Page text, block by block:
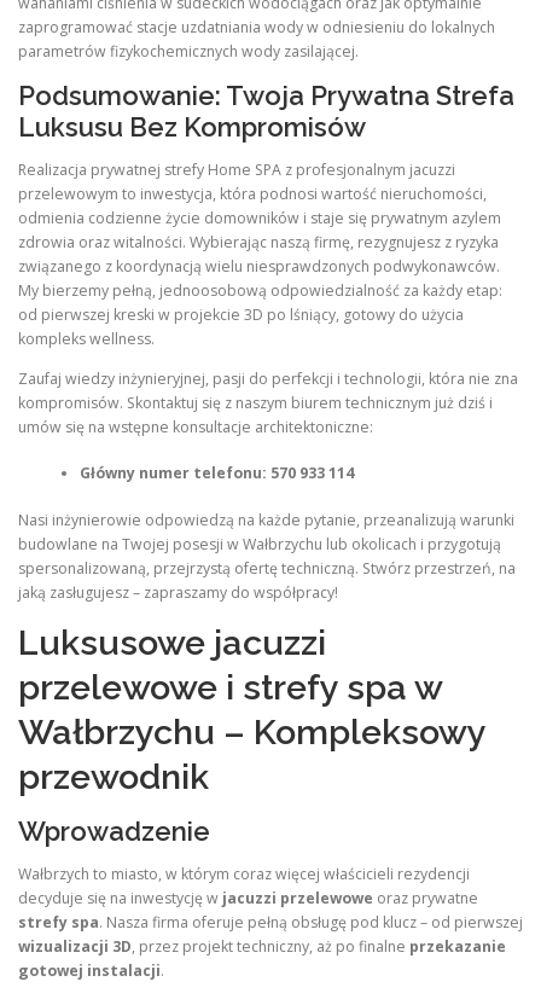
zaprogramować stacje uzdatniania wody w odniesieniu do lokalnych
parametrów fizykochemicznych wody zasilającej.
Podsumowanie: Twoja Prywatna Strefa
Luksusu Bez Kompromisów
Realizacja prywatnej strefy Home SPA z profesjonalnym jacuzzi
przelewowym to inwestycja, która podnosi wartość nieruchomości,
odmienia codzienne życie domowników i staje się prywatnym azylem
zdrowia oraz witalności. Wybierając naszą firmę, rezygnujesz z ryzyka
związanego z koordynacją wielu niesprawdzonych podwykonawców.
My bierzemy pełną, jednoosobową odpowiedzialność za każdy etap:
od pierwszej kreski w projekcie 3D po lśniący, gotowy do użycia
kompleks wellness.
Zaufaj wiedzy inżynieryjnej, pasji do perfekcji i technologii, która nie zna
kompromisów. Skontaktuj się z naszym biurem technicznym już dziś i
umów się na wstępne konsultacje architektoniczne:
Główny numer telefonu: 570 933 114
Nasi inżynierowie odpowiedzą na każde pytanie, przeanalizują warunki
budowlane na Twojej posesji w Wałbrzychu lub okolicach i przygotują
spersonalizowaną, przejrzystą ofertę techniczną. Stwórz przestrzeń, na
jaką zasługujesz – zapraszamy do współpracy!
Luksusowe jacuzzi
przelewowe i strefy spa w
Wałbrzychu – Kompleksowy
przewodnik
Wprowadzenie
Wałbrzych to miasto, w którym coraz więcej właścicieli rezydencji
decyduje się na inwestycję w jacuzzi przelewowe oraz prywatne
strefy spa. Nasza firma oferuje pełną obsługę pod klucz – od pierwszej
wizualizacji 3D, przez projekt techniczny, aż po finalne przekazanie
gotowej instalacji.